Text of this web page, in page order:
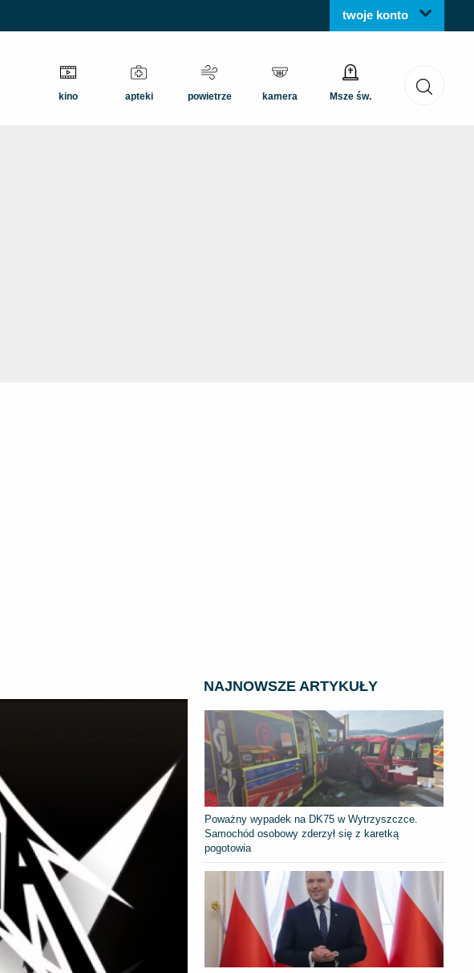
twoje konto
kino apteki powietrze kamera Msze św.
NAJNOWSZE ARTYKUŁY
Poważny wypadek na DK75 w Wytrzyszczce.
Samochód osobowy zderzył się z karetką
pogotowia